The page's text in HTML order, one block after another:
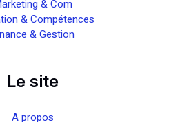
& Com
& Compétences
& Gestion
Le site
A propos